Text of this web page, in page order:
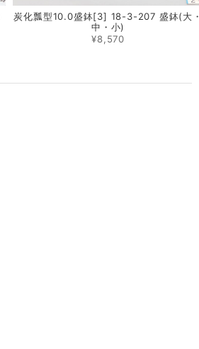
炭化瓢型10.0盛鉢[3] 18-3-207 盛鉢(大・
中・小)
¥8,570